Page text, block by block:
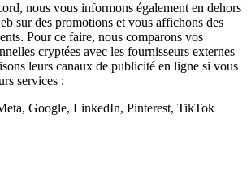
nous vous informons également en dehors
sur des promotions et vous affichons des
Pour ce faire, nous comparons vos
cryptées avec les fournisseurs externes
leurs canaux de publicité en ligne si vous
services :
Google, LinkedIn, Pinterest, TikTok